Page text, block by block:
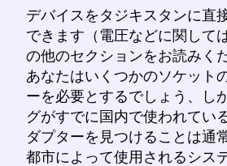
デバイスをタジキスタンに直
できます（電圧などに関して
の他のセクションをお読みく
あなたはいくつかのソケット
ーを必要とするでしょう、し
グがすでに国内で使われてい
ダプターを見つけることは通
都市によって使用されるシス